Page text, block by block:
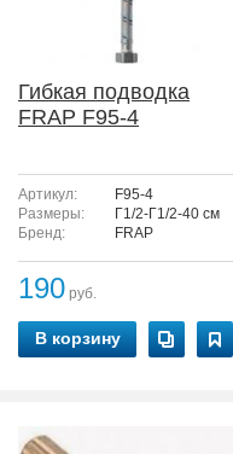
Гибкая подводка
FRAP F95-4
Артикул:
F95-4
Размеры:
Г1/2-Г1/2-40 см
Бренд:
FRAP
190 руб.
В корзину